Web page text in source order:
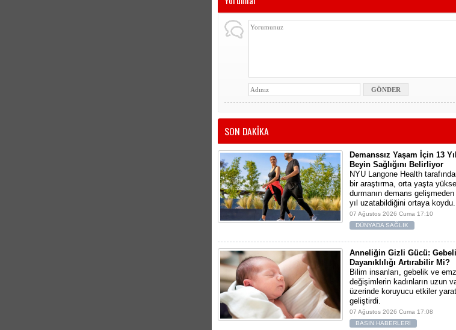
SON DAKİKA
Demanssız Yaşam İçin 13
Beyin Sağlığını Belirliyor
NYU Langone Health
bir araştırma, orta yaşta
durmanın demans
yıl uzatabildiğini ortaya koydu.
07 Ağustos 2026 Cuma 17:10
DÜNYADA SAĞLIK
Anneliğin Gizli Gücü:
Dayanıklılığı Artırabilir Mi?
Bilim insanları, gebelik ve
değişimlerin kadınların uzun
üzerinde koruyucu etkiler
geliştirdi.
07 Ağustos 2026 Cuma 17:08
BASIN HABERLERİ